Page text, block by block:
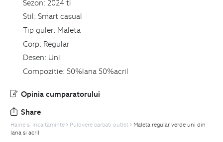
Sezon: 2024 ti
Stil: Smart casual
Tip guler: Maleta
Corp: Regular
Desen: Uni
Compozitie: 50%lana 50%acril
Opinia cumparatorului
Share
Haine si Incaltaminte Pulovere barbati outlet
Maleta regular verde uni din
lana si acril